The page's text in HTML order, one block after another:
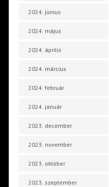
2024. június
2024. május
2024. április
2024. március
2024. február
2024. január
2023. december
2023. november
2023. október
2023. szeptember